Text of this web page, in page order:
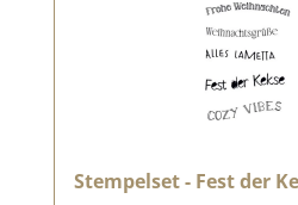
Stempelset - Fest der